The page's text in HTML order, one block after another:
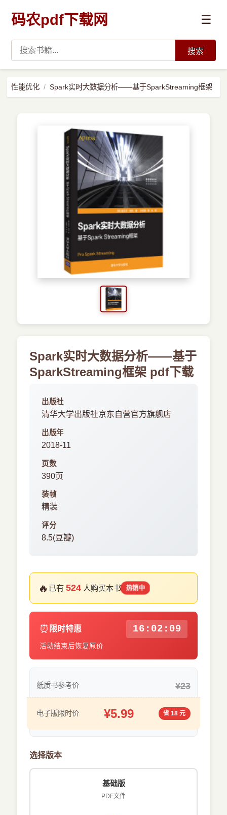
码农pdf下载网 ☰
预订书籍
搜索
性能优化 Spark实时大数据分析——基于SparkStreaming框架
Spark实时大数据分析——基于
SparkStreaming框架 pdf下载
出版社
清华大学出版社京东自营官方旗舰店
出版年
2018-11
页数
390页
装帧
精装
评分
8.5(豆瓣)
🔥 已有524 人购买本书 热销中
⏰ 限时特惠 16:02:08
活动结束后恢复原价
纸质书参考价 ¥23
电子版限时价 ¥5.99 省 18 元
选择版本
基础版
PDF文件